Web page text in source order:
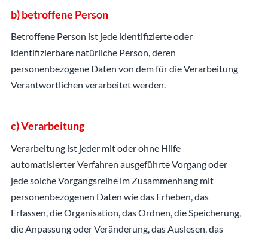
b) betroffene Person
Betroffene Person ist jede identifizierte oder
identifizierbare natürliche Person, deren
personenbezogene Daten von dem für die Verarbeitung
Verantwortlichen verarbeitet werden.
c) Verarbeitung
Verarbeitung ist jeder mit oder ohne Hilfe
automatisierter Verfahren ausgeführte Vorgang oder
jede solche Vorgangsreihe im Zusammenhang mit
personenbezogenen Daten wie das Erheben, das
Erfassen, die Organisation, das Ordnen, die Speicherung,
die Anpassung oder Veränderung, das Auslesen, das